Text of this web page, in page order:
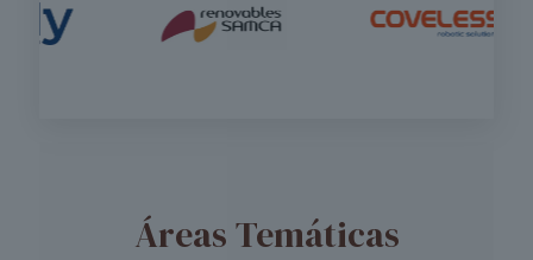
Áreas Temáticas